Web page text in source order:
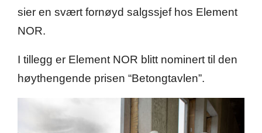
sier en svært fornøyd salgssjef hos Element
NOR.
I tillegg er Element NOR blitt nominert til den
høythengende prisen “Betongtavlen”.